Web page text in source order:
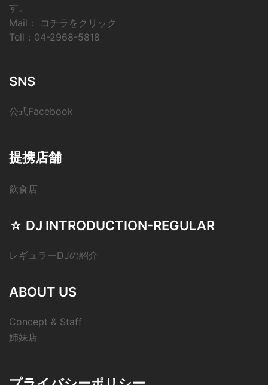
す。
Mail：
コチラをクリック
Tell： 04-2968-5818
SNS
公式Facebook
提携店舗
飲食店
☆ DJ INTRODUCTION-REGULAR
レギュラーDJの紹介
ABOUT US
Concept & Staff
姉妹店